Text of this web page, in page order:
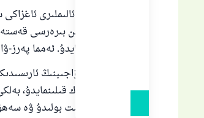
سۈننەتلەردىن بىرەرسى
ناماز بۇزۇلمايدۇ. ئەمما
پەرز بىلەن ۋاجىبنىڭ
بولسىمۇ تەرك قىلىنمايدۇ،
قالغاندا ساقىت بولىدۇ ۋە